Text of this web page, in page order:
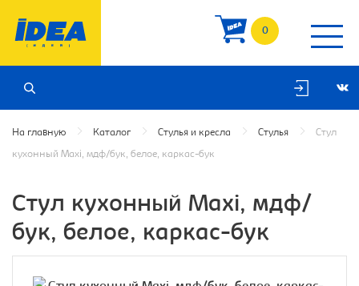
0
На главную Каталог Стулья и кресла Стулья Стул
кухонный Махi, мдф/бук, белое, каркас-бук
Стул кухонный Махi, мдф/
бук, белое, каркас-бук